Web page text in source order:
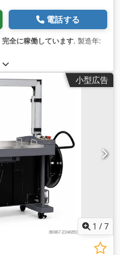
電話する
完全に稼働しています, 製造年:
小型広告
1 /7